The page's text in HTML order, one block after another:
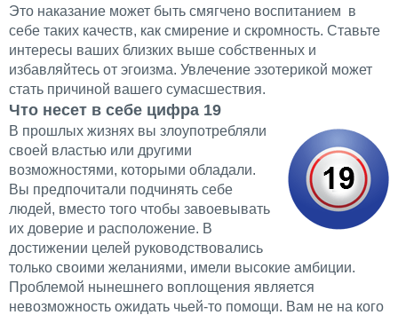
Это наказание может быть смягчено воспитанием в
себе таких качеств, как смирение и скромность. Ставьте
интересы ваших близких выше собственных и
избавляйтесь от эгоизма. Увлечение эзотерикой может
стать причиной вашего сумасшествия.
Что несет в себе цифра 19
В прошлых жизнях вы злоупотребляли
своей властью или другими
возможностями, которыми обладали.
Вы предпочитали подчинять себе
людей, вместо того чтобы завоевывать
их доверие и расположение. В
достижении целей руководствовались
только своими желаниями, имели высокие амбиции.
Проблемой нынешнего воплощения является
невозможность ожидать чьей-то помощи. Вам не на кого